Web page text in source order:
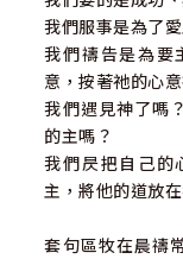
我們服事是為了
我們禱告是為要
意，按著祂的心
我們遇見神了嗎
的主嗎？
我們昃把自己的
主，將他的道放
套句區牧在晨禱